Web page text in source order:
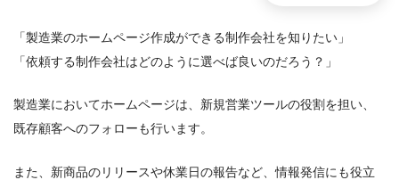
「製造業のホームページ作成ができる制作会社を知りたい」
「依頼する制作会社はどのように選べば良いのだろう？」
製造業においてホームページは、新規営業ツールの役割を担い、
既存顧客へのフォローも行います。
また、新商品のリリースや休業日の報告など、情報発信にも役立